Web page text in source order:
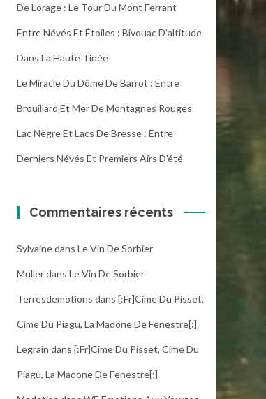
De L’orage : Le Tour Du Mont Ferrant
Entre Névés Et Étoiles : Bivouac D’altitude
Dans La Haute Tinée
Le Miracle Du Dôme De Barrot : Entre
Brouillard Et Mer De Montagnes Rouges
Lac Nègre Et Lacs De Bresse : Entre
Derniers Névés Et Premiers Airs D’été
Commentaires récents
Sylvainedans Le Vin De Sorbier
Mullerdans Le Vin De Sorbier
Terresdemotions dans [:fr]Cime Du Pisset,
Cime Du Piagu, La Madone De Fenestre[:]
Legrain dans [:fr]Cime Du Pisset, Cime Du
Piagu, La Madone De Fenestre[:]